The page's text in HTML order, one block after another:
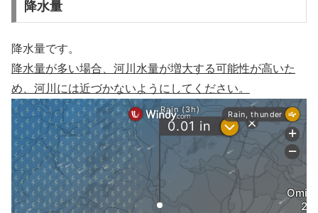
降水量
降水量です。
降水量が多い場合、河川水量が増大する可能性が高いた
め、河川には近づかないようにしてください。